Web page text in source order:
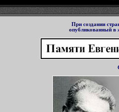
При создании
опубликованный в